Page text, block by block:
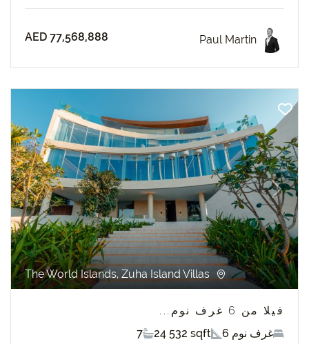
Paul Martin
AED 77,568,888
Next
فيلا من 6 غرف نوم...
6 غرف نوم
24 532 sqft
7